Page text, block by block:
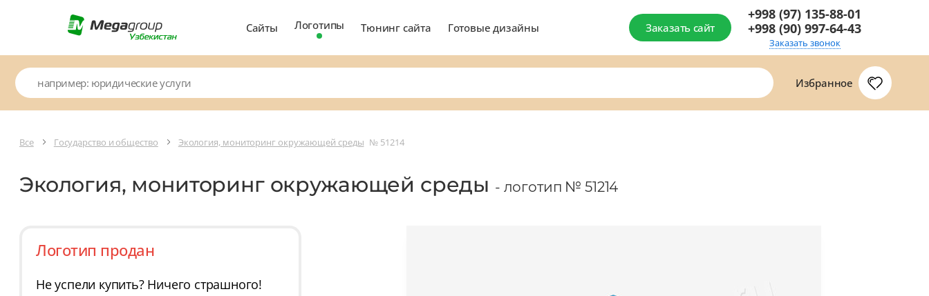
Сайты Логотипы Тюнинг сайта Готовые дизайны Заказать сайт
+998 (97) 135-88-01
+998 (90) 997-64-43
Заказать звонок
Избранное
Все Государство и общество Экология, мониторинг окружающей среды № 51214
Экология, мониторинг окружающей среды - логотип № 51214
Логотип продан
Не успели купить? Ничего страшного!